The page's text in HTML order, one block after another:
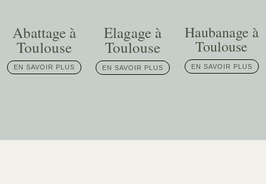
Abattage à
Toulouse
EN SAVOIR PLUS
Elagage à
Toulouse
EN SAVOIR PLUS
Haubanage à
Toulouse
EN SAVOIR PLUS